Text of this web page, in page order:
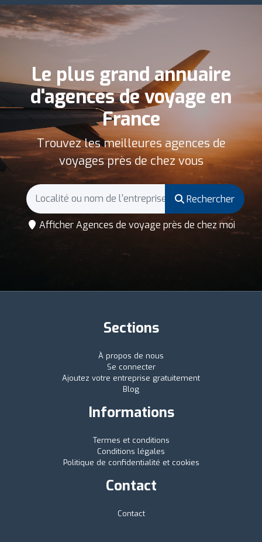
Le plus grand annuaire
d'agences de voyage en
France
Trouvez les meilleures agences de
voyages près de chez vous
Rechercher
Afficher Agences de voyage près de chez moi
Sections
À propos de nous
Se connecter
Ajoutez votre entreprise gratuitement
Blog
Informations
Termes et conditions
Conditions légales
Politique de confidentialité et cookies
Contact
Contact